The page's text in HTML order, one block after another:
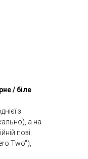
/ біле
з
а на
позі.
Two"),